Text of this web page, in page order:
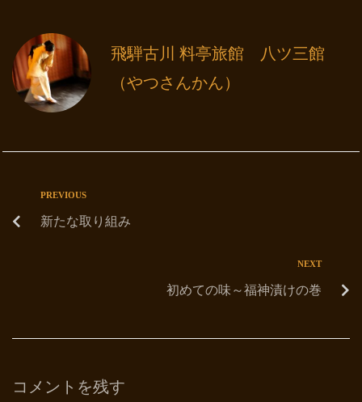
飛騨古川 料亭旅館 八ツ三館
（やつさんかん）
PREVIOUS
新たな取り組み
NEXT
初めての味～福神漬けの巻
コメントを残す